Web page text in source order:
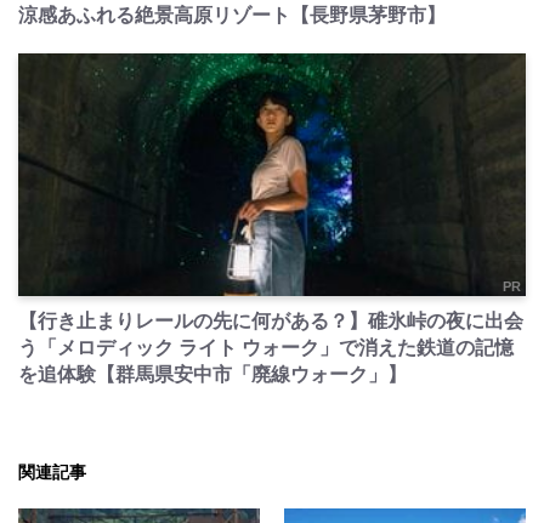
涼感あふれる絶景高原リゾート【長野県茅野市】
PR
【行き止まりレールの先に何がある？】碓氷峠の夜に出会
う「メロディック ライト ウォーク」で消えた鉄道の記憶
を追体験【群馬県安中市「廃線ウォーク」】
関連記事